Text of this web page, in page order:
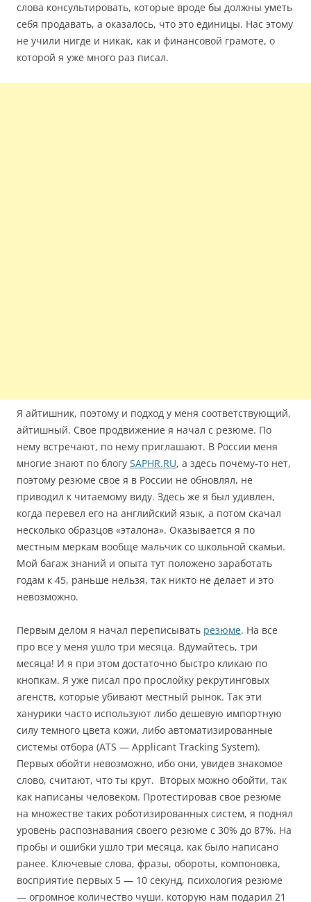
слова консультировать, которые вроде бы должны уметь
себя продавать, а оказалось, что это единицы. Нас этому
не учили нигде и никак, как и финансовой грамоте, о
которой я уже много раз писал.
Я айтишник, поэтому и подход у меня соответствующий,
айтишный. Свое продвижение я начал с резюме. По
нему встречают, по нему приглашают. В России меня
многие знают по блогу SAPHR.RU, а здесь почему-то нет,
поэтому резюме свое я в России не обновлял, не
приводил к читаемому виду. Здесь же я был удивлен,
когда перевел его на английский язык, а потом скачал
несколько образцов «эталона». Оказывается я по
местным меркам вообще мальчик со школьной скамьи.
Мой багаж знаний и опыта тут положено заработать
годам к 45, раньше нельзя, так никто не делает и это
невозможно.
Первым делом я начал переписывать резюме. На все
про все у меня ушло три месяца. Вдумайтесь, три
месяца! И я при этом достаточно быстро кликаю по
кнопкам. Я уже писал про прослойку рекрутинговых
агенств, которые убивают местный рынок. Так эти
ханурики часто используют либо дешевую импортную
силу темного цвета кожи, либо автоматизированные
системы отбора (ATS — Applicant Tracking System).
Первых обойти невозможно, ибо они, увидев знакомое
слово, считают, что ты крут. Вторых можно обойти, так
как написаны человеком. Протестировав свое резюме
на множестве таких роботизированных систем, я поднял
уровень распознавания своего резюме с 30% до 87%. На
пробы и ошибки ушло три месяца, как было написано
ранее. Ключевые слова, фразы, обороты, компоновка,
восприятие первых 5 — 10 секунд, психология резюме
— огромное количество чуши, которую нам подарил 21